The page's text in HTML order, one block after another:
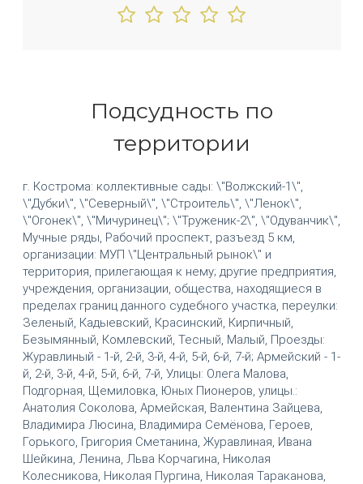
Подсудность по
территории
г. Кострома: коллективные сады: \"Волжский-1\",
\"Дубки\", \"Северный\", \"Строитель\", \"Ленок\",
\"Огонек\", \"Мичуринец\"; \"Труженик-2\", \"Одуванчик\",
Мучные ряды, Рабочий проспект, разъезд 5 км,
организации: МУП \"Центральный рынок\" и
территория, прилегающая к нему; другие предприятия,
учреждения, организации, общества, находящиеся в
пределах границ данного судебного участка, переулки:
Зеленый, Кадыевский, Красинский, Кирпичный,
Безымянный, Комлевский, Тесный, Малый, Проезды:
Журавлиный - 1-й, 2-й, 3-й, 4-й, 5-й, 6-й, 7-й; Армейский - 1-
й, 2-й, 3-й, 4-й, 5-й, 6-й, 7-й, Улицы: Олега Малова,
Подгорная, Щемиловка, Юных Пионеров, улицы.:
Анатолия Соколова, Армейская, Валентина Зайцева,
Владимира Люсина, Владимира Семёнова, Героев,
Горького, Григория Сметанина, Журавлиная, Ивана
Шейкина, Ленина, Льва Корчагина, Николая
Колесникова, Николая Пургина, Николая Тараканова,